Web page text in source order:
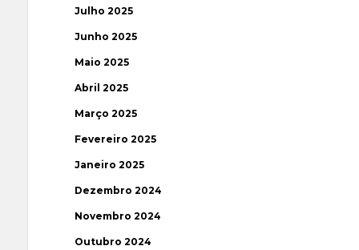
Julho 2025
Junho 2025
Maio 2025
Abril 2025
Março 2025
Fevereiro 2025
Janeiro 2025
Dezembro 2024
Novembro 2024
Outubro 2024